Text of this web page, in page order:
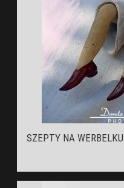
SZEPTY NA WERBELKU